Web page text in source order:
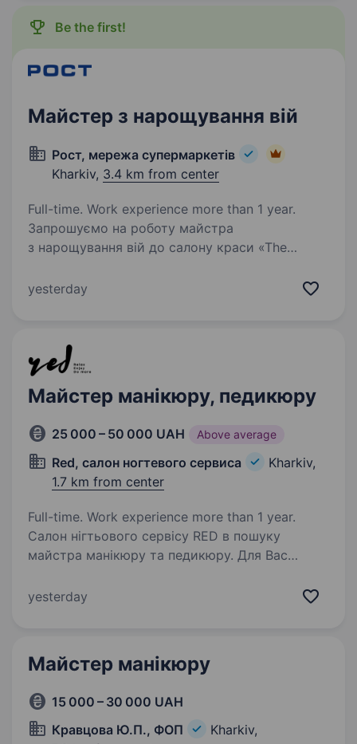
Be the first!
Майстер з нарощування вій
Рост, мережа супермаркетів
Kharkiv, 3.4 km from center
Full-time. Work experience more than 1 year.
Запрошуємо на роботу майстра
з нарощування вій до салону краси «The
місце, де кожен професіонал зможе відчувати
yesterday
Майстер манікюру, педикюру
25 000 – 50 000 UAH Above average
Red, салон ногтевого сервиса
Kharkiv,
1.7 km from center
Full-time. Work experience more than 1 year.
Салон нігтьового сервісу RED в пошуку
майстра манікюру та педикюру. Для Вас
укомплектоване всім необхідним для роботи.
yesterday
Майстер манікюру
15 000 – 30 000 UAH
Кравцова Ю.П., ФОП
Kharkiv,